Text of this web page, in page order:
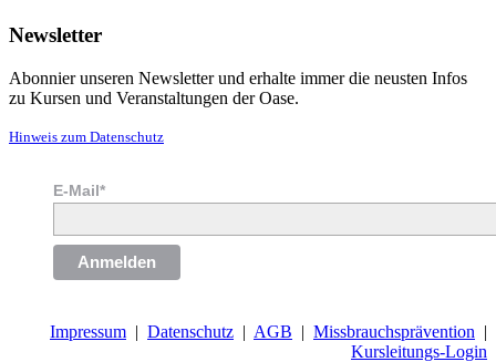
Newsletter
Abonnier unseren Newsletter und erhalte immer die neusten Infos
zu Kursen und Veranstaltungen der Oase.
Hinweis zum Datenschutz
E-Mail*
Anmelden
Impressum | Datenschutz | AGB | Missbrauchsprävention |
Kursleitungs-Login